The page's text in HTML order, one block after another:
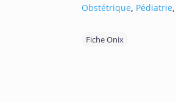
Obstétrique Pédiatrie